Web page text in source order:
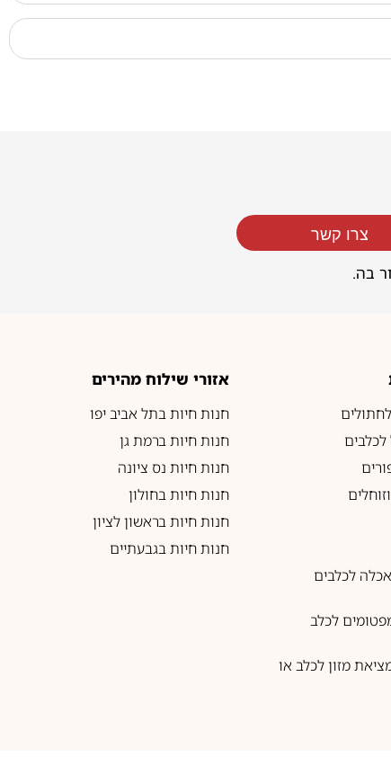
בה.
צרו קשר
לחתולים
לכלבים
לכלבים
לכלב
מזון לכלב או
אזורי שילוח מהירים
חנות חיות בתל אביב יפו
חנות חיות ברמת גן
חנות חיות נס ציונה
חנות חיות בחולון
חנות חיות בראשון לציון
חנות חיות בגבעתיים